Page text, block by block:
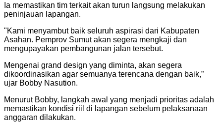
Ia memastikan tim terkait akan turun langsung melakukan
peninjauan lapangan.
"Kami menyambut baik seluruh aspirasi dari Kabupaten
Asahan. Pemprov Sumut akan segera mengkaji dan
mengupayakan pembangunan jalan tersebut.
Mengenai grand design yang diminta, akan segera
dikoordinasikan agar semuanya terencana dengan baik,”
ujar Bobby Nasution.
Menurut Bobby, langkah awal yang menjadi prioritas adalah
memastikan kondisi riil di lapangan sebelum pelaksanaan
anggaran dilakukan.